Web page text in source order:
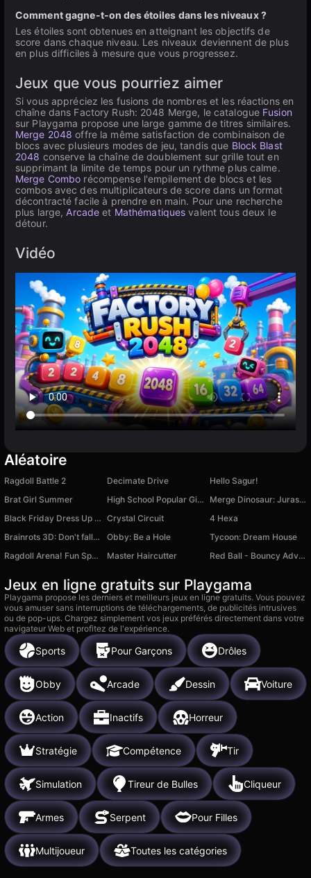
Comment gagne-t-on des étoiles dans les niveaux ?
Les étoiles sont obtenues en atteignant les objectifs de
score dans chaque niveau. Les niveaux deviennent de plus
en plus difficiles à mesure que vous progressez.
Jeux que vous pourriez aimer
Si vous appréciez les fusions de nombres et les réactions en
chaîne dans Factory Rush: 2048 Merge, le catalogue Fusion
sur Playgama propose une large gamme de titres similaires.
Merge 2048 offre la même satisfaction de combinaison de
blocs avec plusieurs modes de jeu, tandis que Block Blast
2048 conserve la chaîne de doublement sur grille tout en
supprimant la limite de temps pour un rythme plus calme.
Merge Combo récompense l'empilement de blocs et les
combos avec des multiplicateurs de score dans un format
décontracté facile à prendre en main. Pour une recherche
plus large,Arcade et Mathématiques valent tous deux le
détour.
Vidéo
Aléatoire
Ragdoll Battle 2 Decimate Drive
Hello Sagur!
Brat Girl Summer
High School Popular Girls
Merge Dinosaur: Jurassic World
Black Friday Dress Up Selfie Crystal Circuit
4 Hexa
Brainrots 3D: Don't fall down!
Obby: Be a Hole
Tycoon: Dream House
Ragdoll Arena! Fun Spear Battle!
Master Haircutter Red Ball - Bouncy Adventure
Jeux en ligne gratuits sur Playgama
Playgama propose les derniers et meilleurs jeux en ligne gratuits. Vous pouvez
vous amuser sans interruptions de téléchargements, de publicités intrusives
ou de pop-ups. Chargez simplement vos jeux préférés directement dans votre
navigateur Web et profitez de l'expérience.
Sports Pour Garçons Drôles
Obby Arcade Dessin Voiture
Action Inactifs Horreur
Stratégie Compétence Tir
Simulation Tireur de Bulles Cliqueur
Armes Serpent Pour Filles
Multijoueur Toutes les catégories